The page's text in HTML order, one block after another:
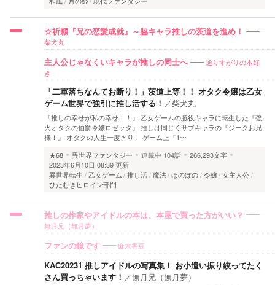
☆祈願『兄の恋愛成就』～脇キャラ推しの茨道を進め！
柴犬丸
主人公じゃなくいキャラが推しの同士へ
通りすがりの本好
き
「二軍落ちなんてお断り！」茨道上等！！ オタク令嬢は乙女
ゲーム世界で強引に推し活する！ ／柴犬丸
『推しの幸せが私の幸せ！！』 乙女ゲームの脇役キャラに転生した『強
火オタクの伯爵令嬢ロゼッタ』 推しは同じくサブキャラの『ジークお兄
様！』 オタクの人生一度きり！ ゲーム上『1…
★68
異世界ファンタジー 連載中 104話
266,293文字
2023年6月10日 08:39 更新
異世界転生
乙女ゲーム 推し活 魔法 ほのぼの 令嬢 女主人公
ひたむきヒロイン部門
推しの作家やアイドルの本は、本屋で買った方がいい？
無月兄（無月夢）
ファンの鏡です 麻木香豆
KAC20231 推しアイドルの写真集！ お小遣い振り絞ってたく
さん買っちゃいます！ ／無月兄（無月夢）